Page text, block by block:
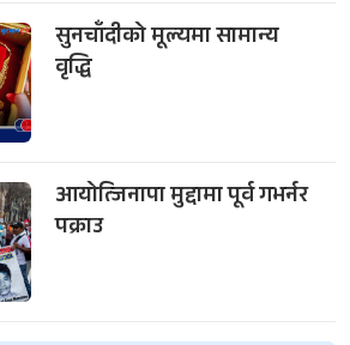
सुनचाँदीको मूल्यमा सामान्य
वृद्धि
आयोत्जिनापा मुद्दामा पूर्व गभर्नर
पक्राउ